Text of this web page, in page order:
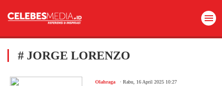
# JORGE LORENZO
Olahraga Rabu, 16 April 2025 10:27